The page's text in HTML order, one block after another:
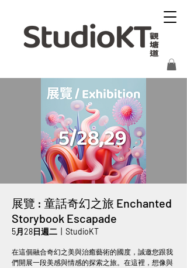
展覽 : 童話奇幻之旅 Enchanted
Storybook Escapade
5月28日週二 StudioKT
在這個融合奇幻之美與治癒藝術的國度，誠邀您跟我
們開展一段美感與情感的探索之旅。在這裡，想像與